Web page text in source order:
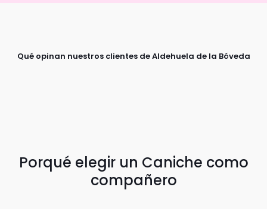
Qué opinan nuestros clientes de Aldehuela de la Bóveda
Porqué elegir un Caniche como
compañero